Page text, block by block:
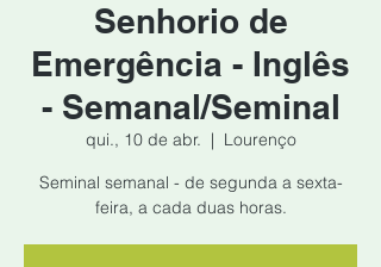
Senhorio de
Emergência - Inglês
- Semanal/Seminal
qui., 10 de abr.
  |
Lourenço
Seminal semanal - de segunda a sexta-
feira, a cada duas horas.